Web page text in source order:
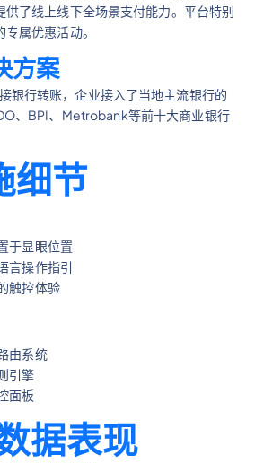
了线上线下全场景支付能力。平台特别
属优惠活动。
方案
银行转账，企业接入了当地主流银行的
、BPI、Metrobank等前十大商业银行
细节
于显眼位置
言操作指引
触控体验
由系统
引擎
面板
据表现